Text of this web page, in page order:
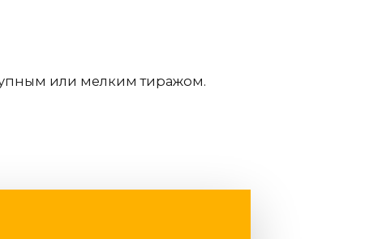
или мелким тиражом.